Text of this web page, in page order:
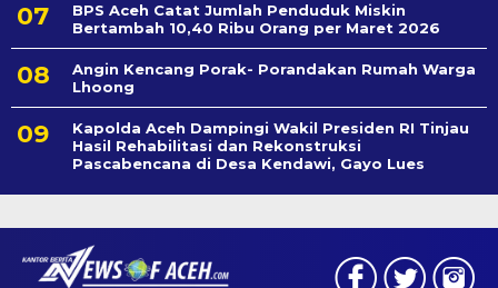
BPS Aceh Catat Jumlah Penduduk Miskin
Bertambah 10,40 Ribu Orang per Maret 2026
Angin Kencang Porak- Porandakan Rumah Warga
Lhoong
Kapolda Aceh Dampingi Wakil Presiden RI Tinjau
Hasil Rehabilitasi dan Rekonstruksi
Pascabencana di Desa Kendawi, Gayo Lues